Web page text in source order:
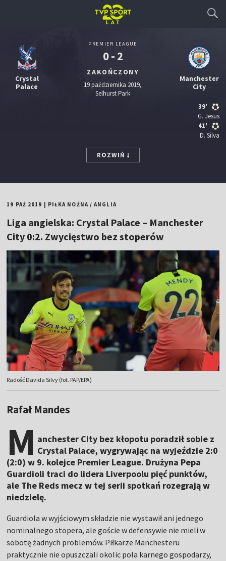
Crystal
Palace
PREMIER LEAGUE
0 - 2
ZAKOŃCZONY
19 października 2019,
Selhurst Park
Manchester
City
39'
G. Jesus
41'
D. Silva
ROZWIŃ
19 PAŹ 2019 PIŁKA NOŻNA/ANGLIA
Liga angielska: Crystal Palace – Manchester
City 0:2. Zwycięstwo bez stoperów
Radość Davida Silvy (fot. PAP/EPA)
Rafał Mandes
M anchester City bez kłopotu poradził sobie z
Crystal Palace, wygrywając na wyjeździe 2:0
(2:0) w 9. kolejce Premier League. Drużyna Pepa
Guardioli traci do lidera Liverpoolu pięć punktów,
ale The Reds mecz w tej serii spotkań rozegrają w
niedzielę.
Guardiola w wyjściowym składzie nie wystawił ani jednego
nominalnego stopera, ale goście w defensywie nie mieli w
sobotę żadnych problemów. Piłkarze Manchesteru
praktycznie nie opuszczali okolic pola karnego gospodarzy,